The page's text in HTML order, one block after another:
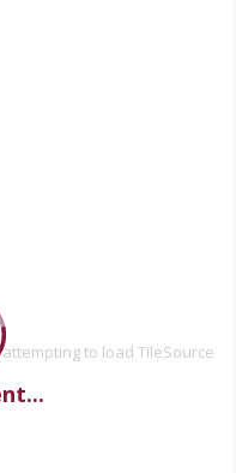
to load TileSource